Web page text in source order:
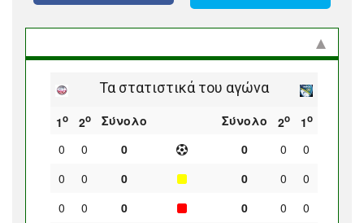
Τα στατιστικά του αγώνα
1ο 2ο Σύνολο Σύνολο 2ο 1ο
0 0 0 0 0
0
0
0 0 0 0
0
0
0 0 0 0
0